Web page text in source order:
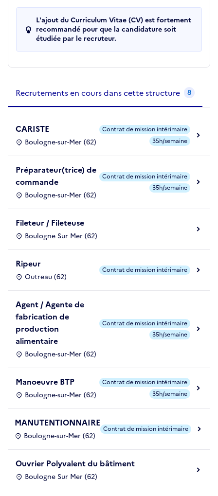
L'ajout du Curriculum Vitae (CV) est fortement
recommandé pour que la candidature soit
étudiée par le recruteur.
Recrutements en cours dans cette structure 8
CARISTE
Boulogne-sur-Mer (62)
Contrat de mission intérimaire
35h/semaine
Préparateur(trice) de
commande
Boulogne-sur-Mer (62)
Contrat de mission intérimaire
35h/semaine
Fileteur / Fileteuse
Boulogne Sur Mer (62)
Ripeur
Outreau (62)
Contrat de mission intérimaire
Agent / Agente de
fabrication de
production
alimentaire
Boulogne-sur-Mer (62)
Contrat de mission intérimaire
35h/semaine
Manoeuvre BTP
Boulogne-sur-Mer (62)
Contrat de mission intérimaire
35h/semaine
MANUTENTIONNAIRE
Boulogne-sur-Mer (62)
Contrat de mission intérimaire
Ouvrier Polyvalent du bâtiment
Boulogne Sur Mer (62)